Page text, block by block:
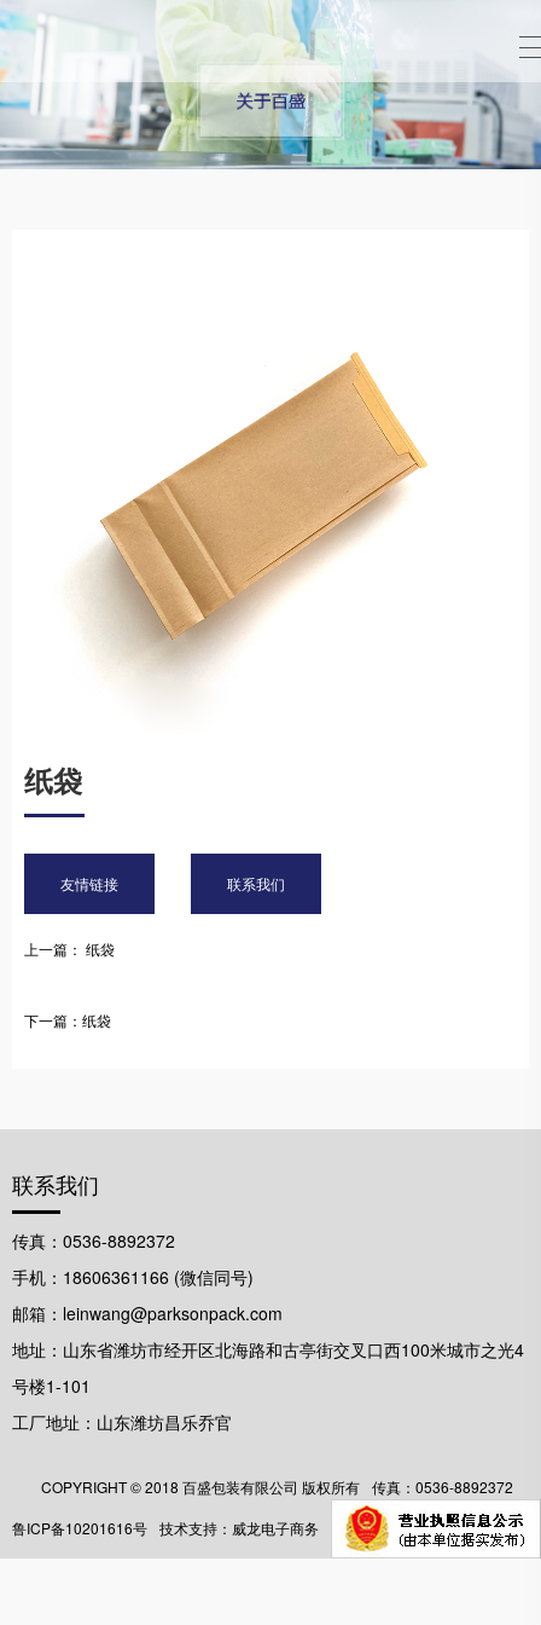
纸袋
友情链接 联系我们
上一篇： 纸袋
下一篇：纸袋
联系我们
传真：0536-8892372
手机：18606361166 (微信同号)
邮箱：leinwang@parksonpack.com
地址：山东省潍坊市经开区北海路和古亭街交叉口西100米城市之光4
号楼1-101
工厂地址：山东潍坊昌乐乔官
COPYRIGHT ©️ 2018 百盛包装有限公司 版权所有
传真：0536-8892372
鲁ICP备10201616号 技术支持：威龙电子商务